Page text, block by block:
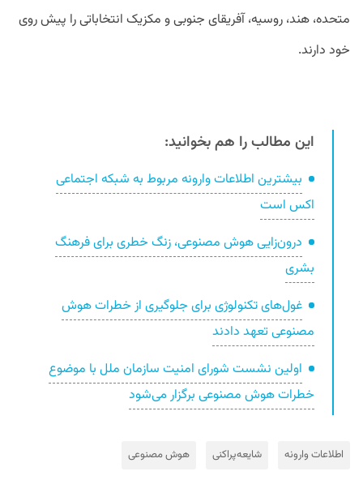
متحده، هند، روسیه، آفریقای جنوبی و مکزیک انتخاباتی را پیش روی
خود دارند.
این مطالب را هم بخوانید:
بیشترین اطلاعات وارونه مربوط به شبکه اجتماعی
اکس است
درون‌زایی هوش مصنوعی، زنگ خطری برای فرهنگ
بشری
غول‌های تکنولوژی برای جلوگیری از خطرات هوش
مصنوعی تعهد دادند
اولین نشست شورای امنیت سازمان ملل با موضوع
خطرات هوش مصنوعی برگزار می‌شود
اطلاعات وارونه شایعه‌پراکنی هوش مصنوعی